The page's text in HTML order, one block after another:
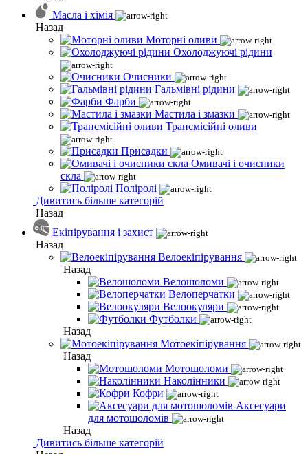
Масла і хімія
Назад
Моторні оливи
Охолоджуючі рідини
Очисники
Гальмівні рідини
Фарби
Мастила і змазки
Трансмісійні оливи
Присадки
Омивачі і очисники
скла
Поліролі
Дивитись більше категорій
Назад
Екіпірування і захист
Назад
Велоекіпірування
Назад
Велошоломи
Велоперчатки
Велоокуляри
Футболки
Назад
Мотоекіпірування
Назад
Мотошоломи
Наколінники
Кофри
Аксесуари
для мотошоломів
Назад
Дивитись більше категорій